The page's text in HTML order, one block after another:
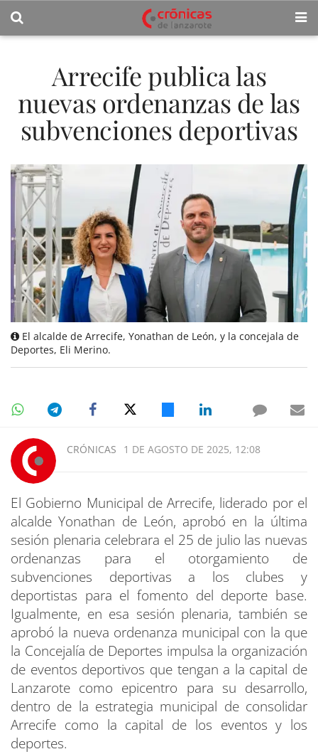
Arrecife publica las
nuevas ordenanzas de las
subvenciones deportivas
El alcalde de Arrecife, Yonathan de León, y la concejala de
Deportes, Eli Merino.
CRÓNICAS 1 DE AGOSTO DE 2025, 12:08
El Gobierno Municipal de Arrecife, liderado por el
alcalde Yonathan de León, aprobó en la última
sesión plenaria celebrara el 25 de julio las nuevas
ordenanzas para el otorgamiento de
subvenciones deportivas a los clubes y
deportistas para el fomento del deporte base.
Igualmente, en esa sesión plenaria, también se
aprobó la nueva ordenanza municipal con la que
la Concejalía de Deportes impulsa la organización
de eventos deportivos que tengan a la capital de
Lanzarote como epicentro para su desarrollo,
dentro de la estrategia municipal de consolidar
Arrecife como la capital de los eventos y los
deportes.